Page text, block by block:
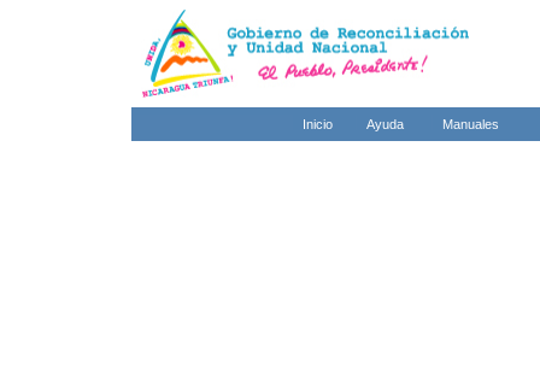
Inicio Ayuda Manuales